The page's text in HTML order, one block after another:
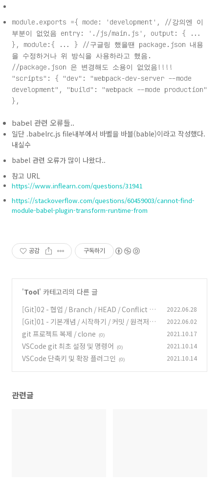
module.exports ={ mode: 'development', //강의엔 이
부분이 없었음 entry: './js/main.js', output: { ...
}, module:{ ... } //구글링 했을땐 package.json 내용
을 수정하거나 위 방식을 사용하라고 했음.
//package.json 은 변경해도 소용이 없었음!!!!
"scripts": { "dev": "webpack-dev-server --mode
development", "build": "webpack --mode production"
},
babel 관련 오류들..
일단 .babelrc.js file내부에서 바벨을 바블(bable)이라고 작성했다.
내실수
babel 관련 오류가 많이 나왔다..
참고 URL
https://www.inflearn.com/questions/31941
https://stackoverflow.com/questions/60459003/cannot-find-
module-babel-plugin-transform-runtime-from
공감 구독하기
'Tool' 카테고리의 다른 글
[Git]02 - 협업 / Branch / HEAD / Conflict / P
ull Request (0)
2022.06.28
[Git]01 - 기본개념 / 시작하기 / 커밋 / 원격저장
소
(0)
2022.06.02
git 프로젝트 복제 / clone (0) 2021.10.17
VSCode git 최초 설정 및 명령어 (0) 2021.10.14
VSCode 단축키 및 확장 플러그인 (0) 2021.10.14
관련글